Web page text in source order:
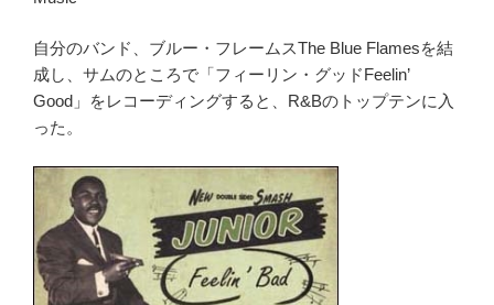
自分のバンド、ブルー・フレームスThe Blue Flamesを結
成し、サムのところで「フィーリン・グッドFeelin’
Good」をレコーディングすると、R&Bのトップテンに入
った。